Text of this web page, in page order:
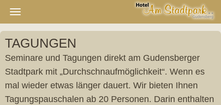
Navigation
ein-/ausblenden
TAGUNGEN
Seminare und Tagungen direkt am Gudensberger
Stadtpark mit „Durchschnaufmöglichkeit“. Wenn es
mal wieder etwas länger dauert. Wir bieten Ihnen
Tagungspauschalen ab 20 Personen. Darin enthalten